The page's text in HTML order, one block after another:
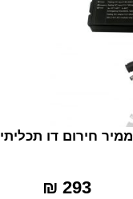
ממיר חירום דו תכליתי
293 ₪